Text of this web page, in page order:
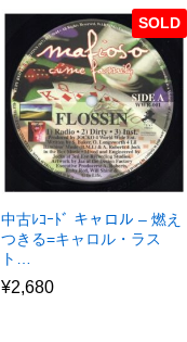
SOLD
中古ﾚｺｰﾄﾞ キャロル – 燃え
つきる=キャロル・ラス
ト…
¥2,680